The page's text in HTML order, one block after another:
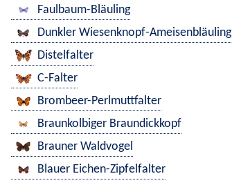
Faulbaum-Bläuling
Dunkler Wiesenknopf-Ameisenbläuling
Distelfalter
C-Falter
Brombeer-Perlmuttfalter
Braunkolbiger Braundickkopf
Brauner Waldvogel
Blauer Eichen-Zipfelfalter